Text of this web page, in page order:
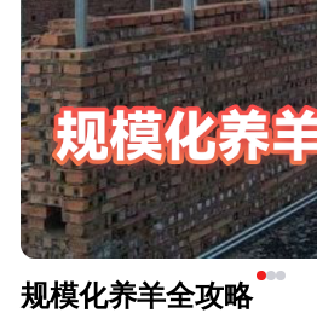
规模化养羊全攻略